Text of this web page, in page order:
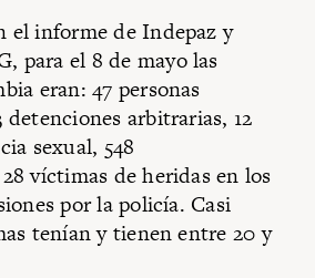
el informe de Indepaz y
para el 8 de mayo las
eran: 47 personas
detenciones arbitrarias, 12
sexual, 548
víctimas de heridas en los
por la policía. Casi
tenían y tienen entre 20 y